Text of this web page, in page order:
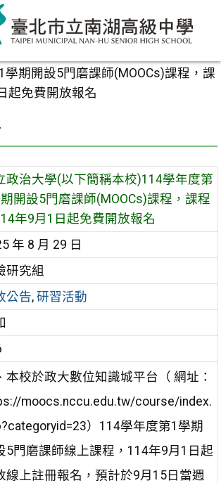
期開設5門磨課師(MOOCs)課程，課
起免費開放報名
政治大學(以下簡稱本校)114學年度第
開設5門磨課師(MOOCs)課程，課程
年9月1日起免費開放報名
年 8 月 29 日
研究組
公告, 研習活動
本校於政大數位知識城平台（ 網址：
moocs.nccu.edu.tw/course/index.
）114學年度第1學期
5門磨課師線上課程，114年9月1日起
線上註冊報名，預計於9月15日當週